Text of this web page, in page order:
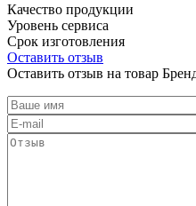
Качество продукции
Уровень сервиса
Срок изготовления
Оставить отзыв
Оставить отзыв на товар